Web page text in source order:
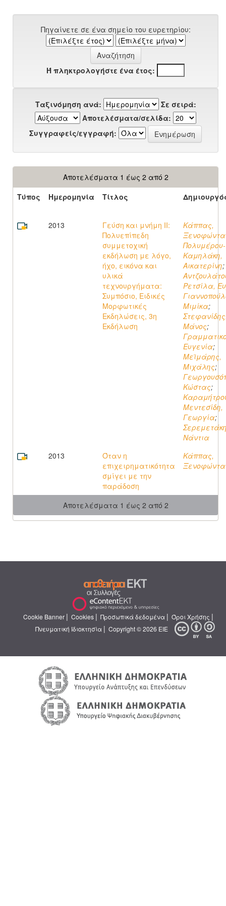
Πηγαίνετε σε ένα σημείο του ευρετηρίου:
Ή πληκτρολογήστε ένα έτος:
Ταξινόμηση ανά:
Σε σειρά:
Αποτελέσματα/σελίδα:
Συγγραφείς/εγγραφή:
Αποτελέσματα 1 έως 2 από 2
Τύπος
Ημερομηνία Τίτλος
2013
Γεύση και μνήμη II:
Πολυεπίπεδη
συμμετοχική
εκδήλωση με λόγο,
ήχο, εικόνα και
υλικά
τεχνουργήματα:
Συμπόσιο, Ειδικές
Μορφωτικές
Εκδηλώσεις, 3η
Εκδήλωση
Κάππας,
Πολυμέρου-
Καμηλάκη,
Αικατερίνη;
Ρετσίλα,
Μιμίκα;
Μάνος;
Ευγενία;
Μεϊμάρης,
Μιχάλης;
Κώστας;
Μεντεσίδη,
Γεωργία;
Νάντια
2013
Όταν η
επιχειρηματικότητα
σμίγει με την
παράδοση
Κάππας,
Αποτελέσματα 1 έως 2 από 2
Cookie Banner | Cookies | Προσωπικά δεδομένα | Όροι Χρήσης |
Πνευματική Ιδιοκτησία | Copyright © 2026 ΕΙΕ